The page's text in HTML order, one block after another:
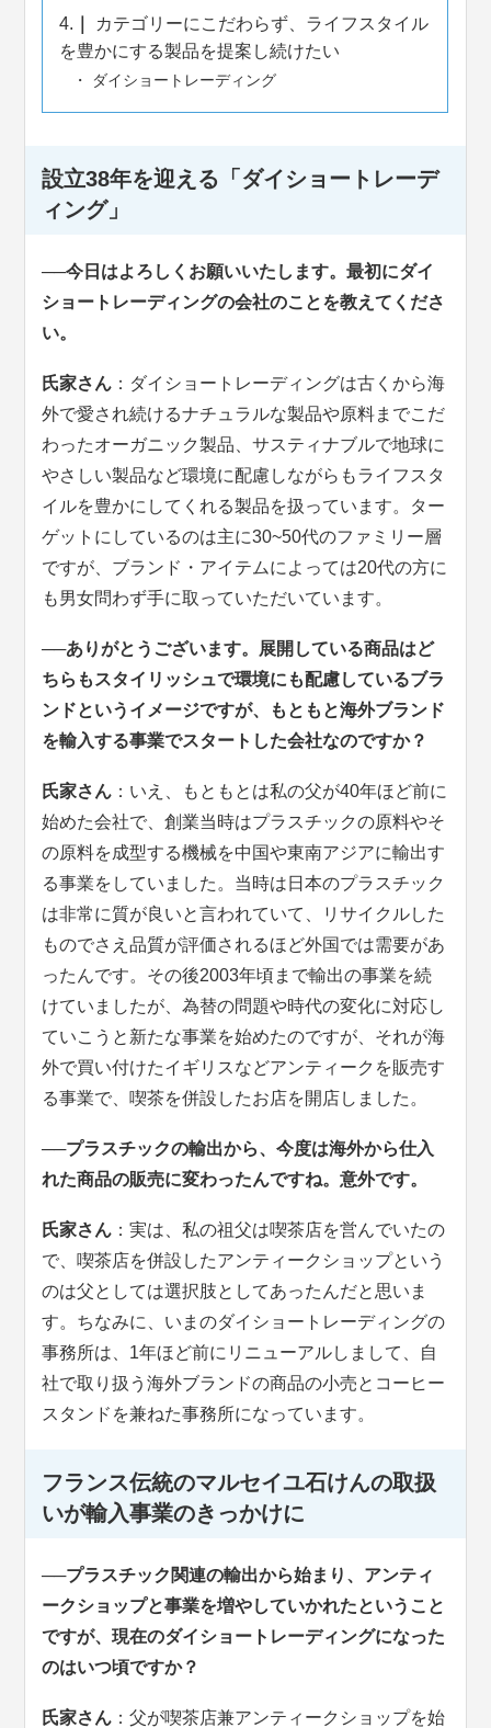
4.
カテゴリーにこだわらず、ライフスタイル
を豊かにする製品を提案し続けたい
ダイショートレーディング
設立38年を迎える「ダイショートレーデ
ィング」
──今日はよろしくお願いいたします。最初にダイ
ショートレーディングの会社のことを教えてくださ
い。
氏家さん ：ダイショートレーディングは古くから海
外で愛され続けるナチュラルな製品や原料までこだ
わったオーガニック製品、サスティナブルで地球に
やさしい製品など環境に配慮しながらもライフスタ
イルを豊かにしてくれる製品を扱っています。ター
ゲットにしているのは主に30~50代のファミリー層
ですが、ブランド・アイテムによっては20代の方に
も男女問わず手に取っていただいています。
──ありがとうございます。展開している商品はど
ちらもスタイリッシュで環境にも配慮しているブラ
ンドというイメージですが、もともと海外ブランド
を輸入する事業でスタートした会社なのですか？
氏家さん ：いえ、もともとは私の父が40年ほど前に
始めた会社で、創業当時はプラスチックの原料やそ
の原料を成型する機械を中国や東南アジアに輸出す
る事業をしていました。当時は日本のプラスチック
は非常に質が良いと言われていて、リサイクルした
ものでさえ品質が評価されるほど外国では需要があ
ったんです。その後2003年頃まで輸出の事業を続
けていましたが、為替の問題や時代の変化に対応し
ていこうと新たな事業を始めたのですが、それが海
外で買い付けたイギリスなどアンティークを販売す
る事業で、喫茶を併設したお店を開店しました。
──プラスチックの輸出から、今度は海外から仕入
れた商品の販売に変わったんですね。意外です。
氏家さん ：実は、私の祖父は喫茶店を営んでいたの
で、喫茶店を併設したアンティークショップという
のは父としては選択肢としてあったんだと思いま
す。ちなみに、いまのダイショートレーディングの
事務所は、1年ほど前にリニューアルしまして、自
社で取り扱う海外ブランドの商品の小売とコーヒー
スタンドを兼ねた事務所になっています。
フランス伝統のマルセイユ石けんの取扱
いが輸入事業のきっかけに
──プラスチック関連の輸出から始まり、アンティ
ークショップと事業を増やしていかれたということ
ですが、現在のダイショートレーディングになった
のはいつ頃ですか？
氏家さん ：父が喫茶店兼アンティークショップを始